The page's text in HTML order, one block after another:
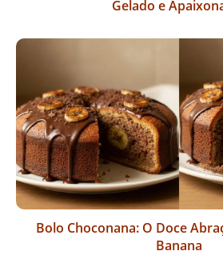
Gelado e
Bolo Choconana: O Doce
Banana